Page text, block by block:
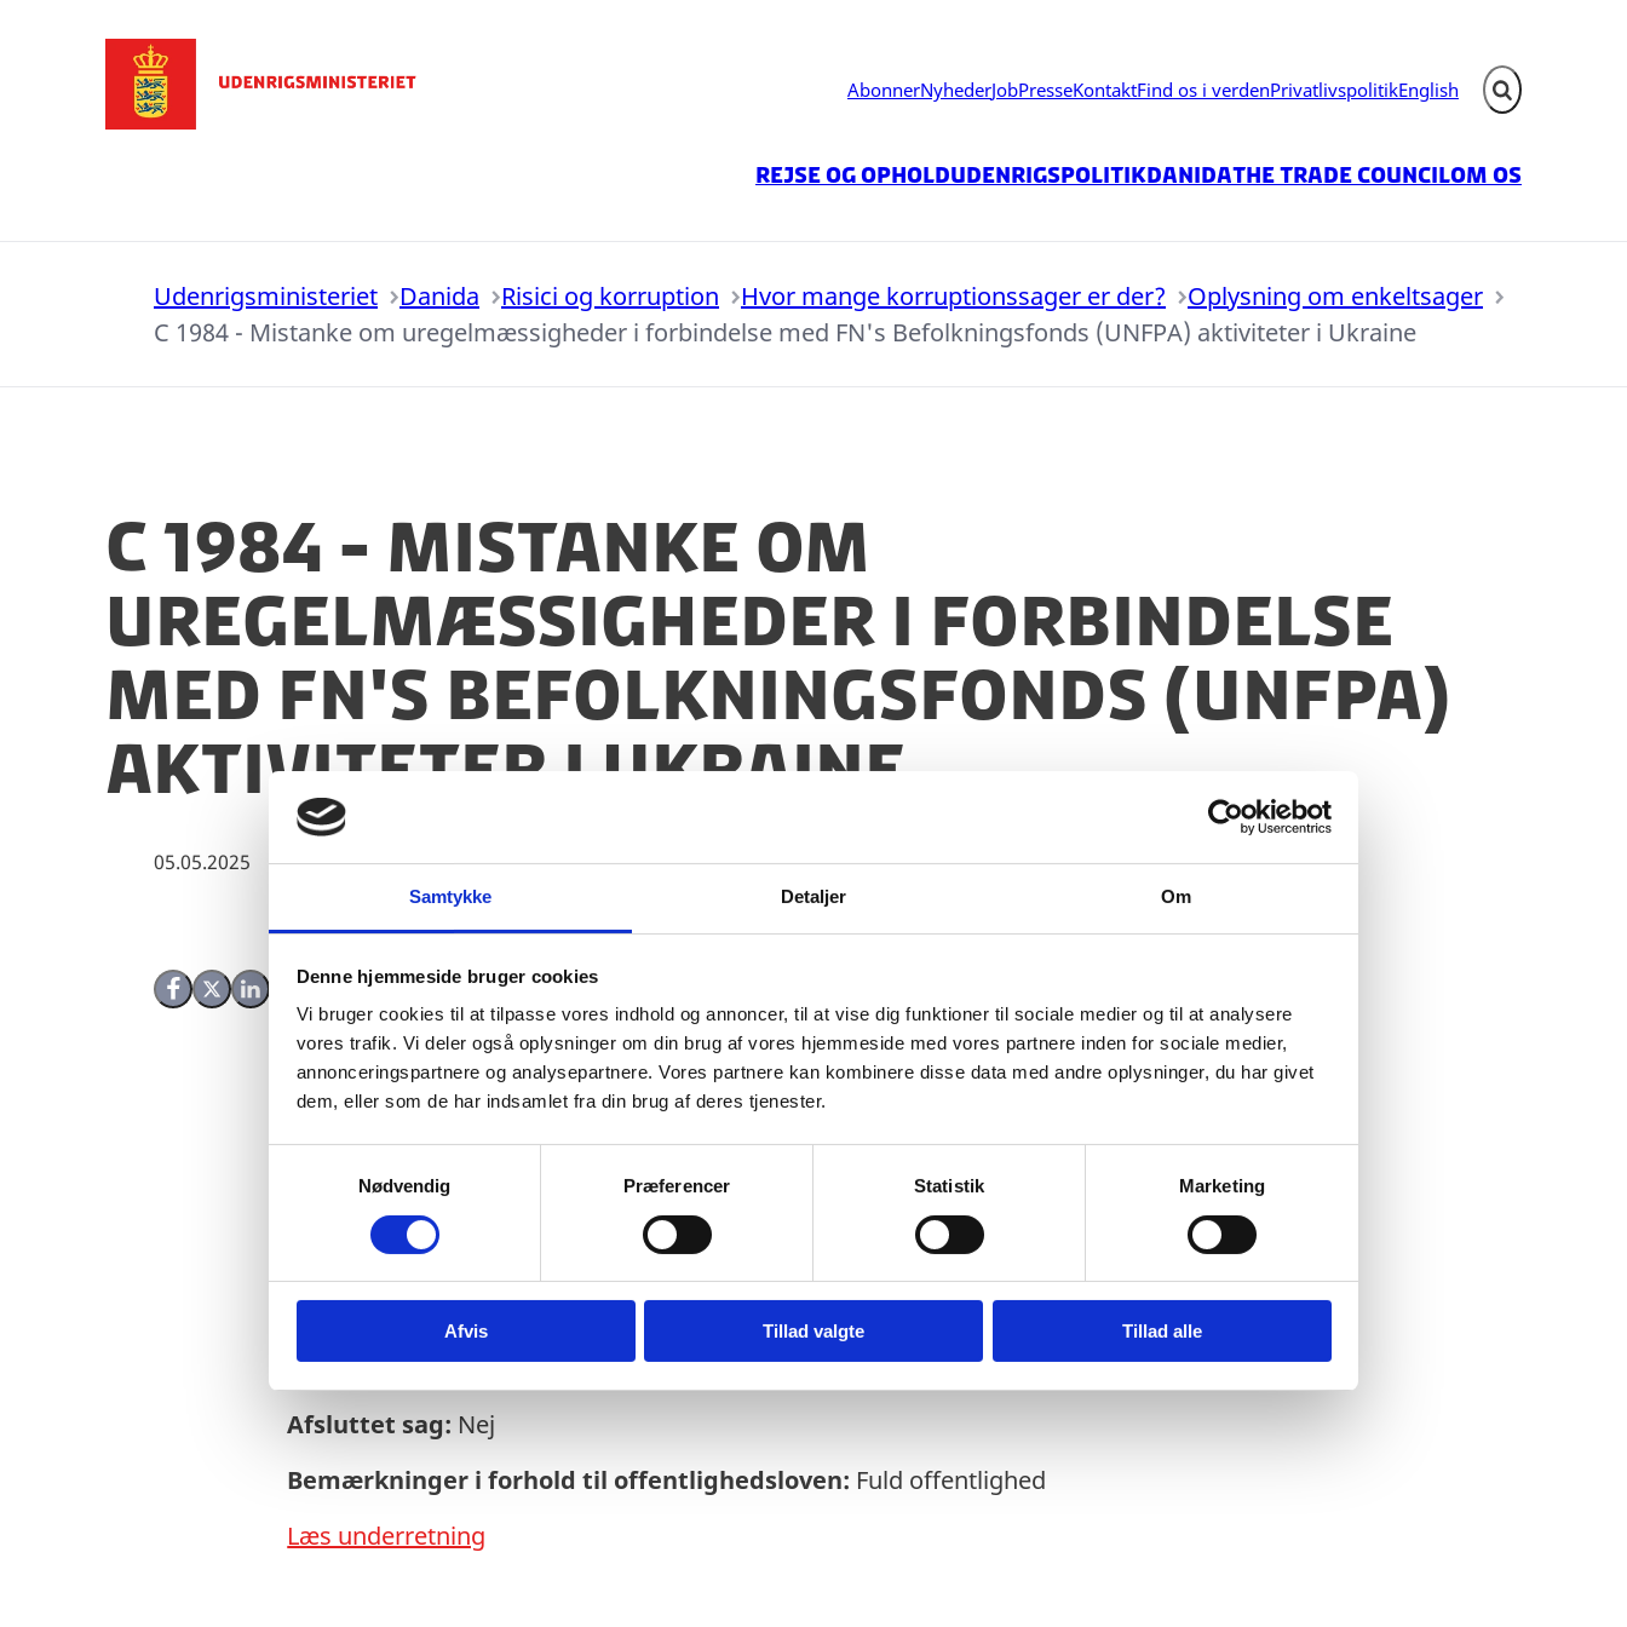
Samtykke Detaljer Om
Denne hjemmeside bruger cookies
Vi bruger cookies til at tilpasse vores indhold og annoncer, til at vise dig funktioner til sociale medier og til at analysere
vores trafik. Vi deler også oplysninger om din brug af vores hjemmeside med vores partnere inden for sociale medier,
annonceringspartnere og analysepartnere. Vores partnere kan kombinere disse data med andre oplysninger, du har givet
dem, eller som de har indsamlet fra din brug af deres tjenester.
v
Nødvendig Præferencer Statistik Marketing
Afvis Tillad valgte Tillad alle
AbonnerNyhederJobPresseKontaktFind os i verdenPrivatlivspolitikEnglish Fold søgefelt ud
Rejse og opholdUdenrigspolitikDanidaThe Trade CouncilOm os
Udenrigsministeriet Danida Risici og korruption Hvor mange korruptionssager er der?
Oplysning om enkeltsager
C 1984 - Mistanke om uregelmæssigheder i forbindelse med FN's Befolkningsfonds (UNFPA) aktiviteter i Ukraine
C 1984 - Mistanke om
uregelmæssigheder i forbindelse
med FN's Befolkningsfonds (UNFPA)
aktiviteter i Ukraine
05.05.2025
Del på Facebook
Del på X (Twitter)
Del på LinkedIn
Sagsnr.:C 1984
Dato for offentliggørelse:05-05-2025
Rigsrevisionen informeres løbende om enkeltsager bl.a. via abonnement på denne
side og en samlet årsoversigt
Afsluttet sag: Nej
Bemærkninger i forhold til offentlighedsloven: Fuld offentlighed
Læs underretning